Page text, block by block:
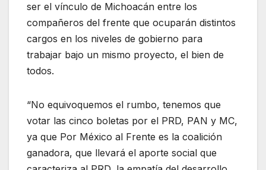
ser el vínculo de Michoacán entre los
compañeros del frente que ocuparán distintos
cargos en los niveles de gobierno para
trabajar bajo un mismo proyecto, el bien de
todos.
“No equivoquemos el rumbo, tenemos que
votar las cinco boletas por el PRD, PAN y MC,
ya que Por México al Frente es la coalición
ganadora, que llevará el aporte social que